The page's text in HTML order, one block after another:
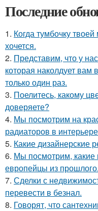
Последние
1. Когда тумбочку
хочется.
2. Представим, что у
которая наколдует вам
только один раз.
3. Поелитесь, какому
доверяете?
4. Мы посмотрим на
радиаторов в
5. Какие дизайнерские
6. Мы посмотрим, какие
европейцы из прошлого.
7. Сделки с
перевести в безнал.
8. Говорят, что